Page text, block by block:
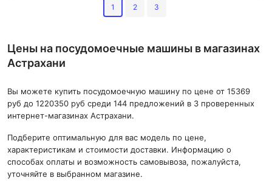
1 2 3
Цены на посудомоечные машины в магазинах
Астрахани
Вы можете купить посудомоечную машину по цене от 15369
руб до 1220350 руб среди 144 предложений в 3 проверенных
интернет-магазинах Астрахани.
Подберите оптимальную для вас модель по цене,
характеристикам и стоимости доставки. Информацию о
способах оплаты и возможность самовывоза, пожалуйста,
уточняйте в выбранном магазине.